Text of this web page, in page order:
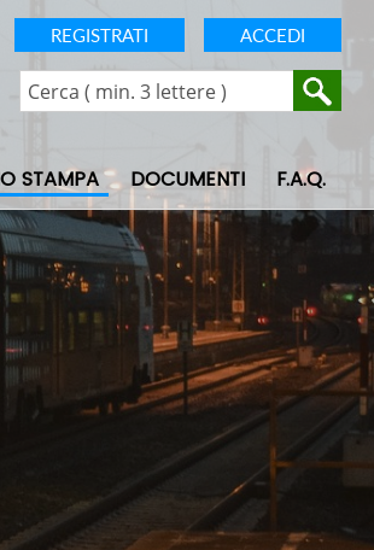
REGISTRATI ACCEDI
F.A.Q.
DOCUMENTI
STAMPA